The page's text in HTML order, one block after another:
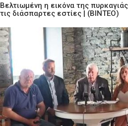
Βελτιωμένη η εικόνα της
τις διάσπαρτες εστίες | (ΒΙΝΤΕΟ)